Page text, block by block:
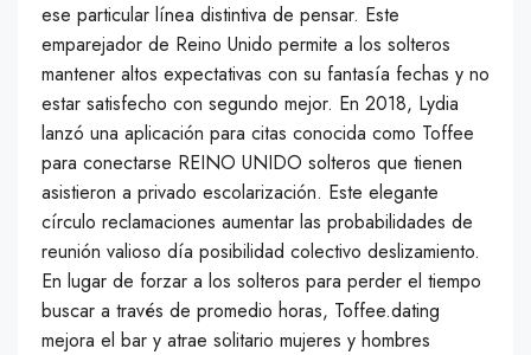
ese particular línea distintiva de pensar. Este
emparejador de Reino Unido permite a los solteros
mantener altos expectativas con su fantasía fechas y no
estar satisfecho con segundo mejor. En 2018, Lydia
lanzó una aplicación para citas conocida como Toffee
para conectarse REINO UNIDO solteros que tienen
asistieron a privado escolarización. Este elegante
círculo reclamaciones aumentar las probabilidades de
reunión valioso día posibilidad colectivo deslizamiento.
En lugar de forzar a los solteros para perder el tiempo
buscar a través de promedio horas, Toffee.dating
mejora el bar y atrae solitario mujeres y hombres